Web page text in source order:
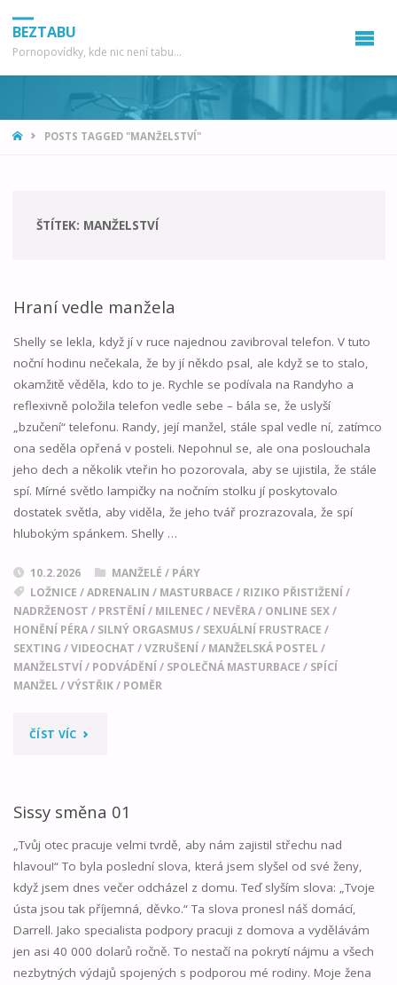
BEZTABU
Pornopovídky, kde nic není tabu...
HOMEPOSTS TAGGED "MANŽELSTVÍ"
ŠTÍTEK: MANŽELSTVÍ
Hraní vedle manžela
Shelly se lekla, když jí v ruce najednou zavibroval telefon. V tuto
noční hodinu nečekala, že by jí někdo psal, ale když se to stalo,
okamžitě věděla, kdo to je. Rychle se podívala na Randyho a
reflexivně položila telefon vedle sebe – bála se, že uslyší
„bzučení“ telefonu. Randy, její manžel, stále spal vedle ní, zatímco
ona seděla opřená v posteli. Nepohnul se, ale ona poslouchala
jeho dech a několik vteřin ho pozorovala, aby se ujistila, že stále
spí. Mírné světlo lampičky na nočním stolku jí poskytovalo
dostatek světla, aby viděla, že jeho tvář prozrazovala, že spí
hlubokým spánkem. Shelly …
10.2.2026
MANŽELÉ / PÁRY
LOŽNICE /ADRENALIN / MASTURBACE / RIZIKO PŘISTIŽENÍ /
NADRŽENOST / PRSTĚNÍ / MILENEC/ NEVĚRA/ ONLINE SEX/
HONĚNÍ PÉRA/ SILNÝ ORGASMUS/ SEXUÁLNÍ FRUSTRACE /
SEXTING /VIDEOCHAT /VZRUŠENÍ / MANŽELSKÁ POSTEL/
MANŽELSTVÍ / PODVÁDĚNÍ / SPOLEČNÁ MASTURBACE / SPÍCÍ
MANŽEL/VÝSTŘIK/ POMĚR
ČÍST VÍC"HRANÍ
MANŽELA"
Sissy směna 01
„Tvůj otec pracuje velmi tvrdě, aby nám zajistil střechu nad
hlavou!“ To byla poslední slova, která jsem slyšel od své ženy,
když jsem dnes večer odcházel z domu. Teď slyším slova: „Tvoje
ústa jsou tak příjemná, děvko.“ Ta slova pronesl náš domácí,
Darrell. Jako specialista podpory pracuji z domova a vydělávám
jen asi 40 000 dolarů ročně. To nestačí na pokrytí nájmu a všech
nezbytných výdajů spojených s podporou mé rodiny. Moje žena